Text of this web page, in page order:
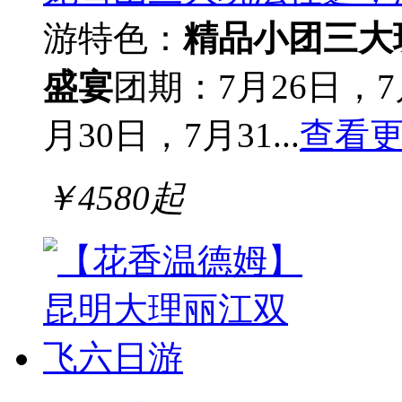
游特色：精品小团三
盛宴团期：7月26日，
月30日，7月31...查看
￥4580起